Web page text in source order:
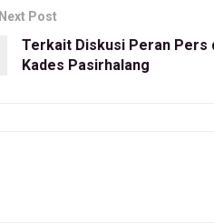
Next Post
Terkait Diskusi Peran Pers
Kades Pasirhalang